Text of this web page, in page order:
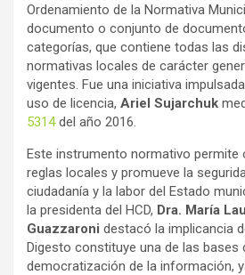
Ordenamiento de la Normativa
documento o conjunto de
categorías, que contiene todas las
normativas locales de carácter
vigentes. Fue una iniciativa
uso de licencia, Ariel Sujarchuk
5314del año 2016.
Este instrumento normativo permite
reglas locales y promueve la
ciudadanía y la labor del Estado
la presidenta del HCD, Dra. María
Guazzaroni destacó la implicancia
Digesto constituye una de las bases
democratización de la información,